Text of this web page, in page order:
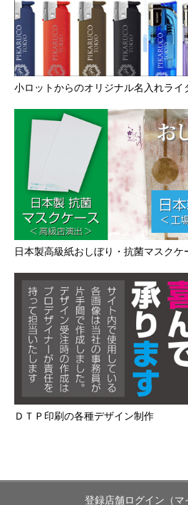
小ロットからのオリジナル名入れライ
日本製高級紙おしぼり・抗菌マスクケ
ＤＴＰ印刷の各種デザイン制作
登録店舗ログイン（マ